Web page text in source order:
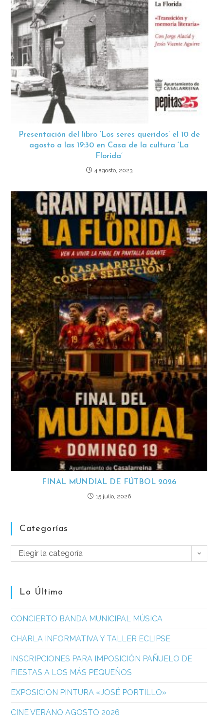
Presentación del libro ‘Los seres queridos’ el 10 de
agosto a las 19:30 en Casa de la cultura ‘La
Florida’
4 agosto, 2023
FINAL MUNDIAL DE FÚTBOL 2026
15 julio, 2026
Categorías
Elegir la categoría
Lo Último
CONCIERTO BANDA MUNICIPAL MÚSICA
CHARLA INFORMATIVA Y TALLER ECLIPSE
INSCRIPCIONES PARA IMPOSICIÓN PAÑUELO DE
FIESTAS A LOS MÁS PEQUEÑOS
EXPOSICION PINTURA «JOSÉ PORTILLO»
CINE VERANO AGOSTO 2026